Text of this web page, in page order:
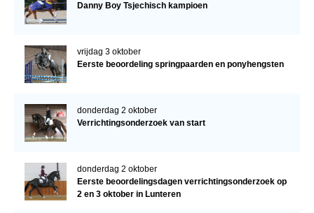
Danny Boy Tsjechisch kampioen
vrijdag 3 oktober
Eerste beoordeling springpaarden en ponyhengsten
donderdag 2 oktober
Verrichtingsonderzoek van start
donderdag 2 oktober
Eerste beoordelingsdagen verrichtingsonderzoek op
2 en 3 oktober in Lunteren